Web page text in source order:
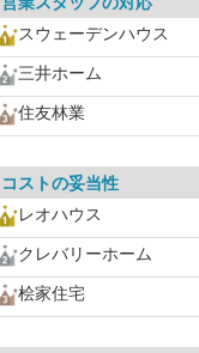
スウェーデンハウス
三井ホーム
住友林業
コストの妥当性
レオハウス
クレバリーホーム
桧家住宅